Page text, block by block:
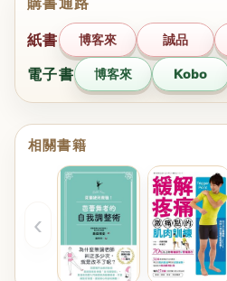
購書通路
紙書 博客來 誠品
電子書 博客來 Kobo
相關書籍
‹